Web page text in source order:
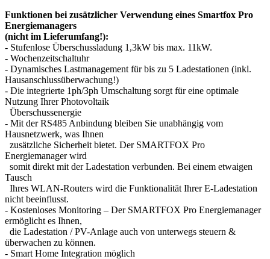
Funktionen bei zusätzlicher Verwendung eines Smartfox Pro
Energiemanagers
(nicht im Lieferumfang!):
- Stufenlose Überschussladung 1,3kW bis max. 11kW.
- Wochenzeitschaltuhr
- Dynamisches Lastmanagement für bis zu 5 Ladestationen (inkl.
Hausanschlussüberwachung!)
- Die integrierte 1ph/3ph Umschaltung sorgt für eine optimale
Nutzung Ihrer Photovoltaik
Überschussenergie
- Mit der RS485 Anbindung bleiben Sie unabhängig vom
Hausnetzwerk, was Ihnen
zusätzliche Sicherheit bietet. Der SMARTFOX Pro
Energiemanager wird
somit direkt mit der Ladestation verbunden. Bei einem etwaigen
Tausch
Ihres WLAN-Routers wird die Funktionalität Ihrer E-Ladestation
nicht beeinflusst.
- Kostenloses Monitoring – Der SMARTFOX Pro Energiemanager
ermöglicht es Ihnen,
die Ladestation / PV-Anlage auch von unterwegs steuern &
überwachen zu können.
- Smart Home Integration möglich